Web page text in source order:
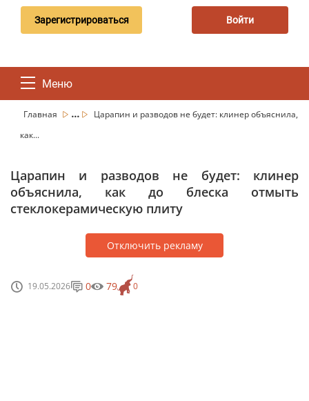
Зарегистрироваться Войти
Меню
Главная ...
Царапин и разводов не будет: клинер объяснила,
как...
Царапин и разводов не будет: клинер
объяснила, как до блеска отмыть
стеклокерамическую плиту
Отключить рекламу
19.05.2026 0
0 79